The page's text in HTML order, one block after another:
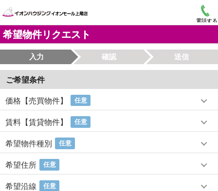
電話する
希望物件リクエスト
入力 確認 送信
ご希望条件
価格【売買物件】 任意
賃料【賃貸物件】 任意
希望物件種別 任意
希望住所 任意
希望沿線 任意